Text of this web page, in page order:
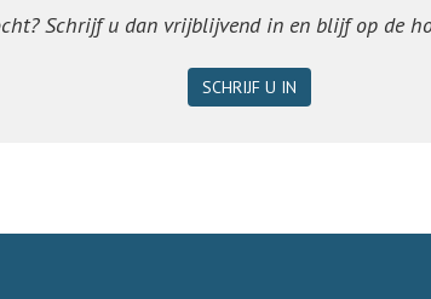
Schrijf u dan vrijblijvend in en blijf op de
SCHRIJF U IN